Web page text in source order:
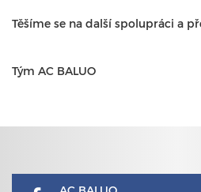
Těšíme se na další spolupráci a
Tým AC BALUO